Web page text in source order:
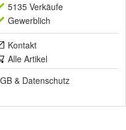
5135 Verkäufe
Gewerblich
Kontakt
Alle Artikel
& Datenschutz